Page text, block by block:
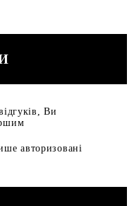
Ви
авторизовані